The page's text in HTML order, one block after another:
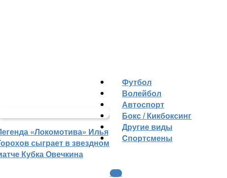
«Локомотива» Илья
сыграет в звездном
Кубка Овечкина
Футбол
Волейбол
Автоспорт
Бокс / Кикбоксинг
Другие виды
Cпортсмены
ФНЛ